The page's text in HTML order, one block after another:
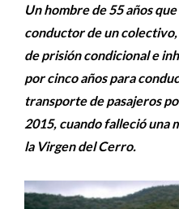
Un hombre de 55 años
conductor de un colectivo,
de prisión condicional e
por cinco años para
transporte de pasajeros
2015, cuando falleció una
la Virgen del Cerro.